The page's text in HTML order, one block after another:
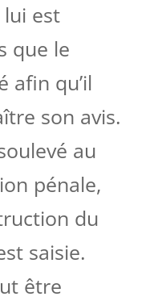
lui est
que le
afin qu’il
son avis.
au
pénale,
du
saisie.
être